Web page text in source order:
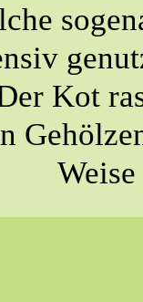
Kot